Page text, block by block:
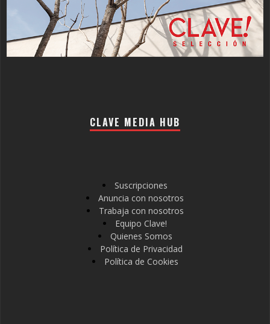
CLAVE MEDIA HUB
Suscripciones
Anuncia con nosotros
Trabaja con nosotros
Equipo Clave!
Quienes Somos
Política de Privacidad
Política de Cookies